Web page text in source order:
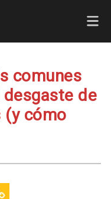
comunes
de
(y cómo